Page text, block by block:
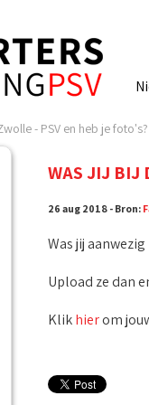
- PSV en heb je foto's?
WAS JIJ BIJ
26 aug 2018 - Bron:
Was jij
Upload ze dan
Klikhierom